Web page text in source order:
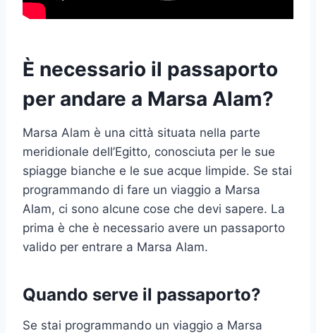
È necessario il passaporto
per andare a Marsa Alam?
Marsa Alam è una città situata nella parte
meridionale dell’Egitto, conosciuta per le sue
spiagge bianche e le sue acque limpide. Se stai
programmando di fare un viaggio a Marsa
Alam, ci sono alcune cose che devi sapere. La
prima è che è necessario avere un passaporto
valido per entrare a Marsa Alam.
Quando serve il passaporto?
Se stai programmando un viaggio a Marsa